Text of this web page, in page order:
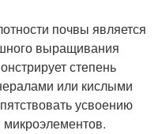
почвы является
выращивания
степень
или кислыми
усвоению